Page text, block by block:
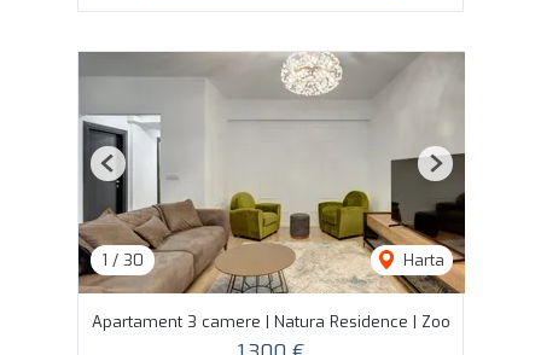
1 / 30 Harta
Previous Next
Apartament 3 camere | Natura Residence | Zoo